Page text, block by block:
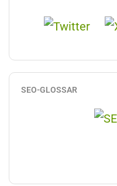
SEO-GLOSSAR